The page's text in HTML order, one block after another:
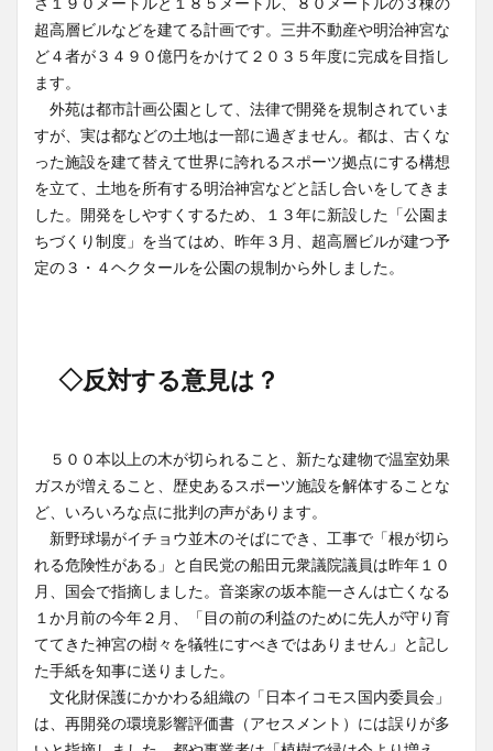
超高層ビルなどを建てる計画です。三井不動産や明治神宮な
ど４者が３４９０億円をかけて２０３５年度に完成を目指し
ます。
外苑は都市計画公園として、法律で開発を規制されていま
すが、実は都などの土地は一部に過ぎません。都は、古くな
った施設を建て替えて世界に誇れるスポーツ拠点にする構想
を立て、土地を所有する明治神宮などと話し合いをしてきま
した。開発をしやすくするため、１３年に新設した「公園ま
ちづくり制度」を当てはめ、昨年３月、超高層ビルが建つ予
定の３・４ヘクタールを公園の規制から外しました。
◇反対する意見は？
５００本以上の木が切られること、新たな建物で温室効果
ガスが増えること、歴史あるスポーツ施設を解体することな
ど、いろいろな点に批判の声があります。
新野球場がイチョウ並木のそばにでき、工事で「根が切ら
れる危険性がある」と自民党の船田元衆議院議員は昨年１０
月、国会で指摘しました。音楽家の坂本龍一さんは亡くなる
１か月前の今年２月、「目の前の利益のために先人が守り育
ててきた神宮の樹々を犠牲にすべきではありません」と記し
た手紙を知事に送りました。
文化財保護にかかわる組織の「日本イコモス国内委員会」
は、再開発の環境影響評価書（アセスメント）には誤りが多